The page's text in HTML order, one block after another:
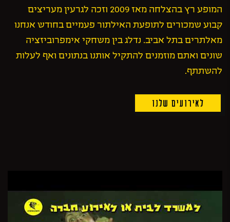
המופע רץ בהצלחה מאז 2009 וזכה לגרעין מעריצים
קבוע שמכורים לתופעת האילתור פעמיים בחודש אנחנו
מאלתרים בתל אביב. נדלג בין משחקי אימפרוביזציה
שונים ואתם מוזמנים להתקיל אותנו בנתונים ואף לעלות
להשתתף.
לאירועים שלנו